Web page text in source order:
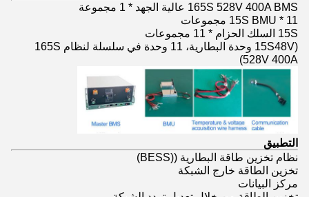
165S 528V 400A BMS عالية الجهد * 1 مجموعة
15S BMU * 11 مجموعات
15S السلك الحزام * 11 مجموعات
(15S48V وحدة البطارية، 11 وحدة في سلسلة لنظام 165S
528V 400A)
التطبيق
نظام تخزين طاقة البطارية ((BESS)
تخزين الطاقة خارج الشبكة
مركز البيانات